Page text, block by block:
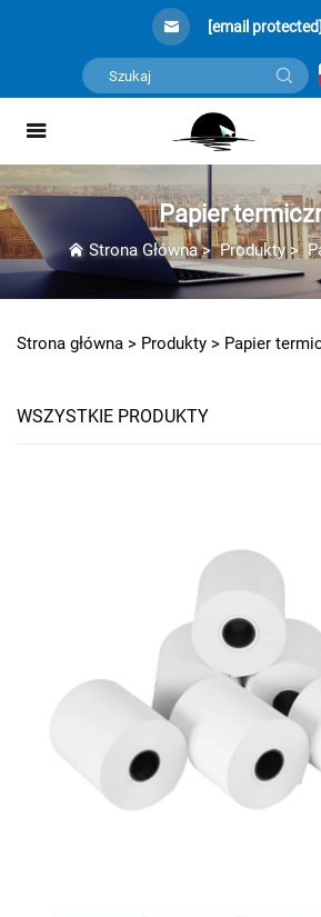
[email protected]
Papier
Strona Główna>Produkty>
Strona główna > Produkty > Papier
WSZYSTKIE PRODUKTY